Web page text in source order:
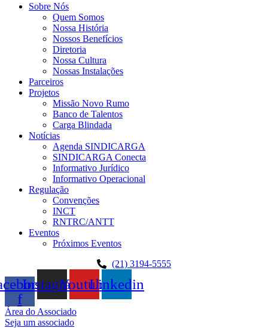
Sobre Nós
Quem Somos
Nossa História
Nossos Benefícios
Diretoria
Nossa Cultura
Nossas Instalações
Parceiros
Projetos
Missão Novo Rumo
Banco de Talentos
Carga Blindada
Notícias
Agenda SINDICARGA
SINDICARGA Conecta
Informativo Jurídico
Informativo Operacional
Regulação
Convenções
INCT
RNTRC/ANTT
Eventos
Próximos Eventos
(21) 3194-5555
f
InstagramYoutubeLinkedin
Área do Associado
Seja um associado